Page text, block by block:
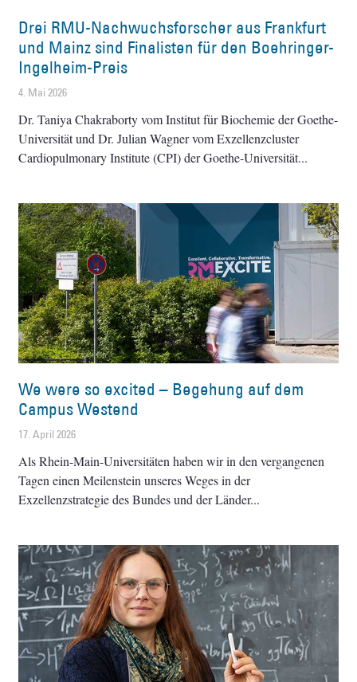
Drei RMU-Nachwuchsforscher aus Frankfurt
und Mainz sind Finalisten für den Boehringer-
Ingelheim-Preis
4. Mai 2026
Dr. Taniya Chakraborty vom Institut für Biochemie der Goethe-
Universität und Dr. Julian Wagner vom Exzellenzcluster
Cardiopulmonary Institute (CPI) der Goethe-Universität
We were so excited – Begehung auf dem
Campus Westend
17. April 2026
Als Rhein-Main-Universitäten haben wir in den vergangenen
Tagen einen Meilenstein unseres Weges in der
Exzellenzstrategie des Bundes und der Länder